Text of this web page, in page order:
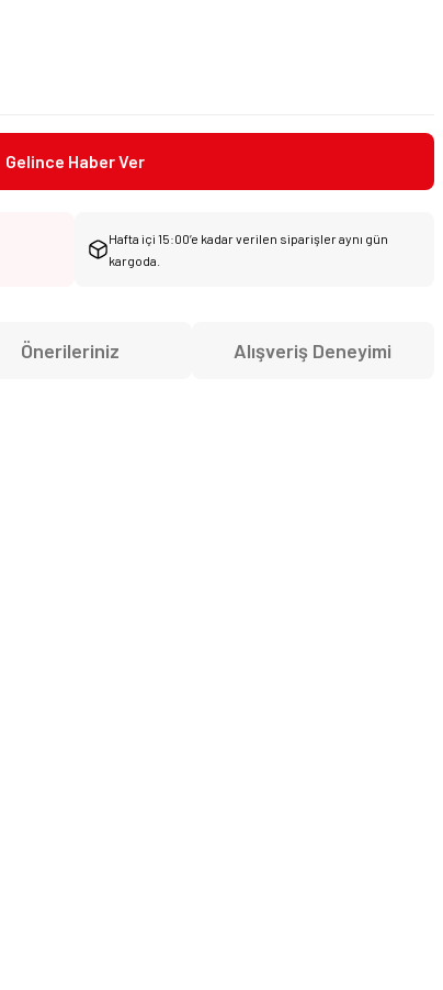
Gelince Haber Ver
Hafta içi 15:00’e kadar verilen siparişler aynı gün
kargoda.
Önerileriniz Alışveriş Deneyimi